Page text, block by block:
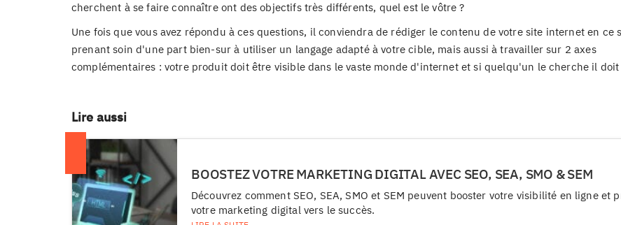
cherchent à se faire connaître ont des objectifs très différents, quel est le vôtre ?
Une fois que vous avez répondu à ces questions, il conviendra de rédiger le contenu de votre site internet en ce
prenant soin d'une part bien-sur à utiliser un langage adapté à votre cible, mais aussi à travailler sur 2 axes
complémentaires : votre produit doit être visible dans le vaste monde d'internet et si quelqu'un le cherche il doit
Lire aussi
BOOSTEZ VOTRE MARKETING DIGITAL AVEC SEO, SEA, SMO & SEM
Découvrez comment SEO, SEA, SMO et SEM peuvent booster votre visibilité en ligne et
votre marketing digital vers le succès.